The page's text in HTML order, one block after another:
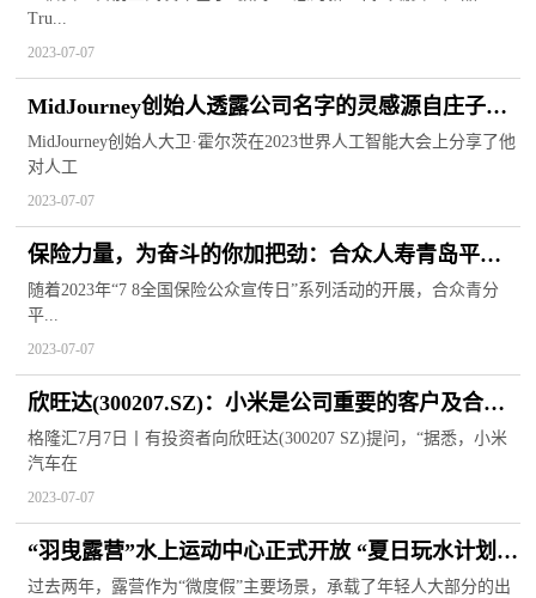
Tru...
2023-07-07
MidJourney创始人透露公司名字的灵感源自庄子的
“中道”
MidJourney创始人大卫·霍尔茨在2023世界人工智能大会上分享了他
对人工
2023-07-07
保险力量，为奋斗的你加把劲：合众人寿青岛平度
营服组织开展7.8健步“向上走”活动
随着2023年“7 8全国保险公众宣传日”系列活动的开展，合众青分
平...
2023-07-07
欣旺达(300207.SZ)：小米是公司重要的客户及合作
伙伴
格隆汇7月7日丨有投资者向欣旺达(300207 SZ)提问，“据悉，小米
汽车在
2023-07-07
“羽曳露营”水上运动中心正式开放 “夏日玩水计划”
从桨板开始
过去两年，露营作为“微度假”主要场景，承载了年轻人大部分的出